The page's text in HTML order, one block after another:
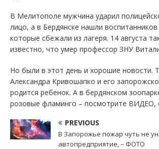
В Мелитополе мужчина ударил
лицо, а в Бердянске нашли
которые сбежали из лагеря. 14 августа
известно, что умер профессор ЗНУ
Но были в этот день и хорошие новости.
Александра Кривошапко и его
родится ребенок. А в бердянском
розовые фламинго – посмотрите ВИДЕО,
PREVIOUS
В Запорожье пожар чуть не
автопредприятие, – ФОТО